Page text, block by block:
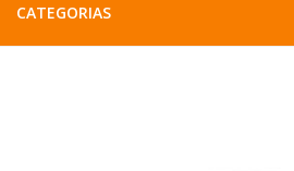
CATEGORIAS